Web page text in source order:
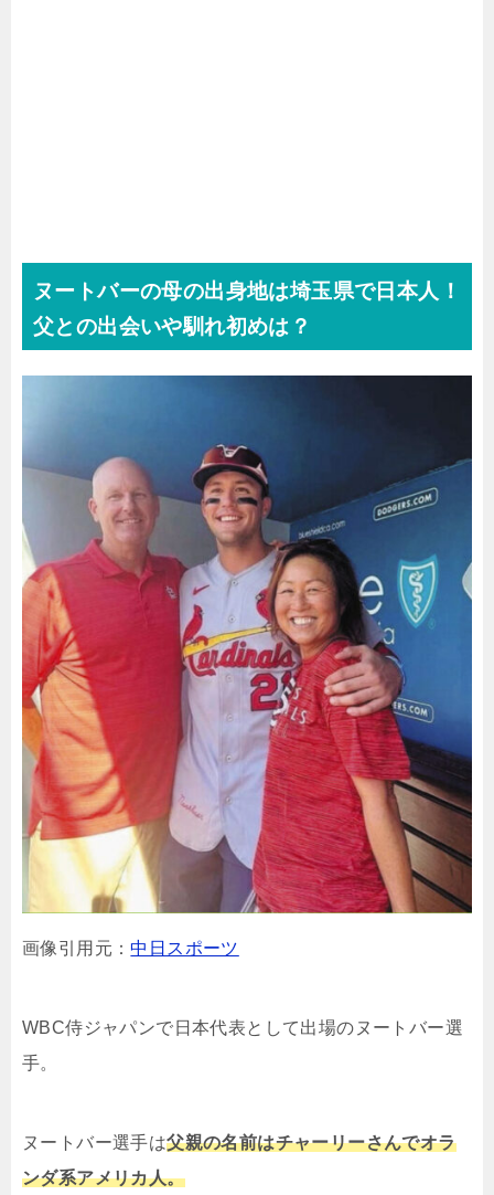
ヌートバーの母の出身地は埼玉県で日本人！
父との出会いや馴れ初めは？
画像引用元：中日スポーツ
WBC侍ジャパンで日本代表として出場のヌートバー選
手。
ヌートバー選手は父親の名前はチャーリーさんでオラ
ンダ系アメリカ人。